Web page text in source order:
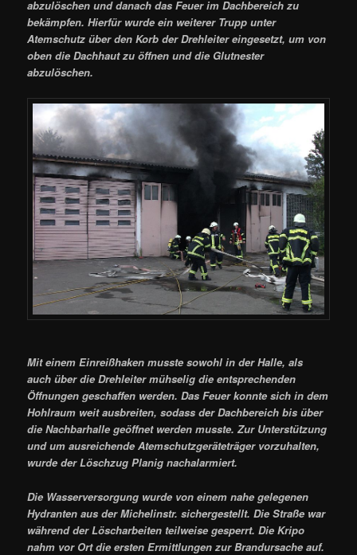
abzulöschen und danach das Feuer im Dachbereich zu
bekämpfen. Hierfür wurde ein weiterer Trupp unter
Atemschutz über den Korb der Drehleiter eingesetzt, um von
oben die Dachhaut zu öffnen und die Glutnester
abzulöschen.
Mit einem Einreißhaken musste sowohl in der Halle, als
auch über die Drehleiter mühselig die entsprechenden
Öffnungen geschaffen werden. Das Feuer konnte sich in dem
Hohlraum weit ausbreiten, sodass der Dachbereich bis über
die Nachbarhalle geöffnet werden musste. Zur Unterstützung
und um ausreichende Atemschutzgeräteträger vorzuhalten,
wurde der Löschzug Planig nachalarmiert.
Die Wasserversorgung wurde von einem nahe gelegenen
Hydranten aus der Michelinstr. sichergestellt. Die Straße war
während der Löscharbeiten teilweise gesperrt. Die Kripo
nahm vor Ort die ersten Ermittlungen zur Brandursache auf.